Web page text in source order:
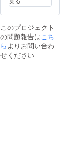
このプロジェクト
の問題報告はこち
ら よりお問い合わ
せください